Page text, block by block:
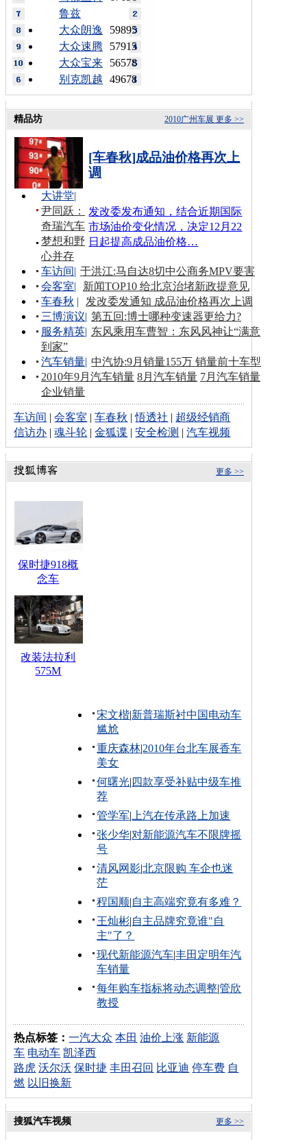
鲁兹
59895
大众朗逸
57915
大众速腾
56578
大众宝来
49678
别克凯越
更多 >>
2010广州车展
精品坊
[车春秋]成品油价格再次上
调
发改委发布通知，结合近期国际
市场油价变化情况，决定12月22
日起提高成品油价格…
大讲堂|
尹同跃：
奇瑞汽车
梦想和野
心并存
车访间| 于洪江:马自达8切中公商务MPV要害
会客室|
新闻TOP10 给北京治堵新政提意见
车春秋 |
发改委发通知 成品油价格再次上调
三博演议| 第五回:博士哪种变速器更给力?
服务精英| 东风乘用车曹智：东风风神让“满意
到家”
汽车销量| 中汽协:9月销量155万 销量前十车型
2010年9月汽车销量 8月汽车销量 7月汽车销量
企业销量
车访间 |会客室 |车春秋 |悟透社 | 超级经销商
信访办 |魂斗轮 |金狐谍 |安全检测 |汽车视频
更多 >>
保时捷918概
念车
改装法拉利
575M
宋文楷|新普瑞斯衬中国电动车
尴尬
重庆森林|2010年台北车展香车
美女
何曙光| 四款享受补贴中级车推
荐
管学军| 上汽在传承路上加速
张少华|对新能源汽车不限牌摇
号
清风网影|北京限购 车企也迷
茫
程国顺|自主高端究竟有多难？
王灿彬|自主品牌究竟谁"自
主"了？
现代新能源汽车|丰田定明年汽
车销量
每年购车指标将动态调整|管欣
教授
热点标签：一汽大众 本田 油价上涨 新能源
车 电动车 凯泽西
路虎 沃尔沃 保时捷 丰田召回 比亚迪 停车费 自
燃 以旧换新
更多 >>
搜狐汽车视频